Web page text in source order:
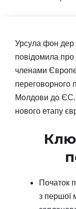
Урсула фон дер
повідомила
членами
переговорного
Молдови до ЄС.
нового етапу
Початок
з першої